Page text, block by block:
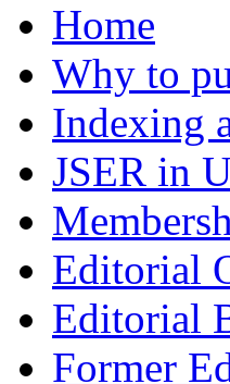
Home
Why to
Indexing
JSER in
Editorial
Editorial
Former